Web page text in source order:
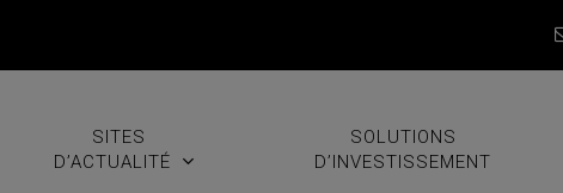
SITES
D’ACTUALITÉ
SOLUTIONS
D’INVESTISSEMENT